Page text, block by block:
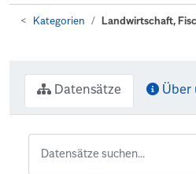
Kategorien Landwirtschaft,
Datensätze Über